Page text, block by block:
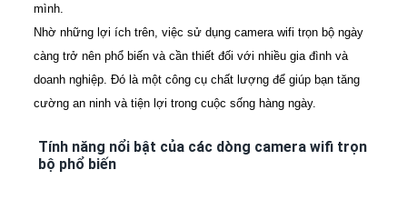
mình.
Nhờ những lợi ích trên, việc sử dụng camera wifi trọn bộ ngày
càng trở nên phổ biến và cần thiết đối với nhiều gia đình và
doanh nghiệp. Đó là một công cụ chất lượng để giúp bạn tăng
cường an ninh và tiện lợi trong cuộc sống hàng ngày.
Tính năng nổi bật của các dòng camera wifi trọn
bộ phổ biến